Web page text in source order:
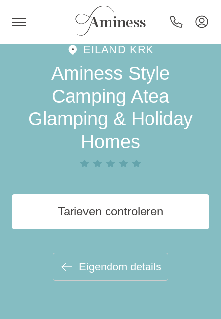
HR
Hotels en resorts
Bestemmingen
EILAND KRK
Aminess Style
Camping Atea
Glamping & Holiday
Homes
Tarieven controleren
Eigendom details